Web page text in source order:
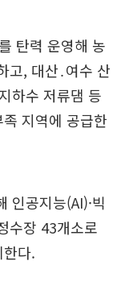
탄력 운영해 농
고, 대산․여수 산
하수 저류댐 등
지역에 공급한
인공지능(AI)·빅
수장 43개소로
다.